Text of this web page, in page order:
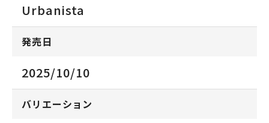
Urbanista
発売日
2025/10/10
バリエーション